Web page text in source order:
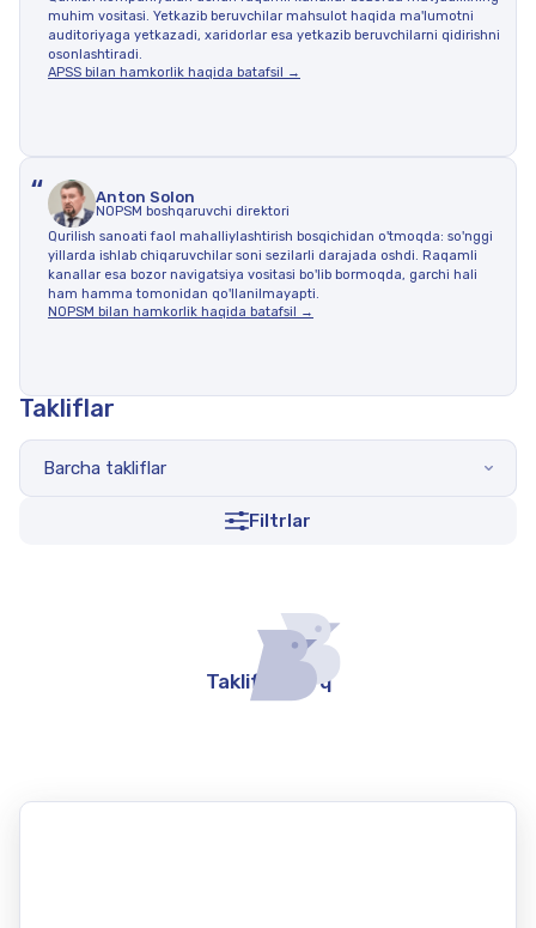
muhim vositasi. Yetkazib beruvchilar mahsulot haqida ma'lumotni
auditoriyaga yetkazadi, xaridorlar esa yetkazib beruvchilarni qidirishni
osonlashtiradi.
APSS bilan hamkorlik haqida batafsil →
“ Anton Solon
NOPSM boshqaruvchi direktori
Qurilish sanoati faol mahalliylashtirish bosqichidan o'tmoqda: so'nggi
yillarda ishlab chiqaruvchilar soni sezilarli darajada oshdi. Raqamli
kanallar esa bozor navigatsiya vositasi bo'lib bormoqda, garchi hali
ham hamma tomonidan qo'llanilmayapti.
NOPSM bilan hamkorlik haqida batafsil →
Takliflar
Barcha takliflar
Filtrlar
Takliflar yo'q